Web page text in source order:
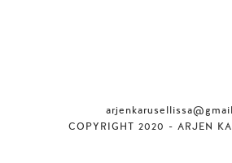
COPYRIGHT 2020 - ARJEN